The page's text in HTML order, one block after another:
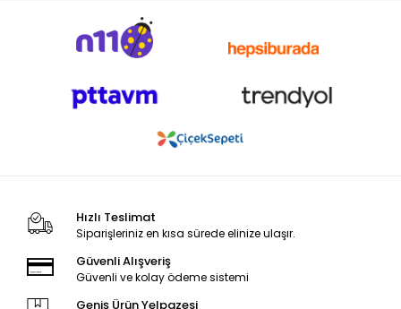
Hızlı Teslimat
Siparişleriniz en kısa sürede elinize ulaşır.
Güvenli Alışveriş
Güvenli ve kolay ödeme sistemi
Geniş Ürün Yelpazesi